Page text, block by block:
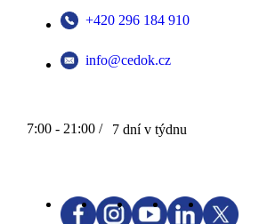
+420 296 184 910
info@cedok.cz
7:00 - 21:00 / 7 dní v týdnu